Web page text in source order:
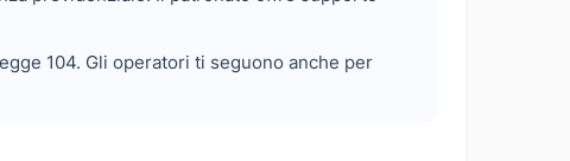
104. Gli operatori ti seguono anche per